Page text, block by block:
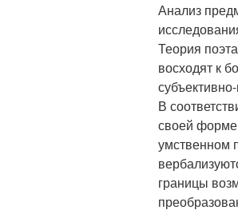
Анализ
Теория
восходят к
В
своей
умственном
границы